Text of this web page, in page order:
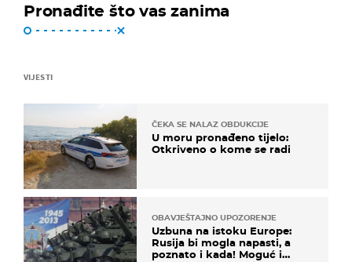
Pronađite što vas zanima
VIJESTI
ČEKA SE NALAZ OBDUKCIJE
U moru pronađeno tijelo:
Otkriveno o kome se radi
OBAVJEŠTAJNO UPOZORENJE
Uzbuna na istoku Europe:
Rusija bi mogla napasti, a
poznato i kada! Moguć i